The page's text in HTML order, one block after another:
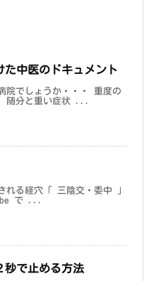
中医のドキュメント
院でしょうか・・・ 重度の
随分と重い症状 ...
る経穴「 三陰交・委中 」
で ...
秒で止める方法